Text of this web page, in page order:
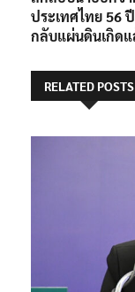
ประเทศไทย 56
กลับแผ่นดินเกิดแ
RELATED POSTS